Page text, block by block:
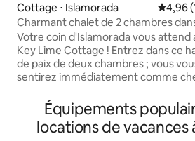
Cottage ⋅ Islamorada
4,96
Charmant chalet de 2 chambres
emplacement privilégié avec piscine
Votre coin d'Islamorada vous attend
Key Lime Cottage ! Entrez dans ce
de paix de deux chambres ; vous
sentirez immédiatement comme
situé en plein cœur des Keys de
cet établissement offre un mélange
idéal de détente et de commodité.
Équipements
locations de vacances